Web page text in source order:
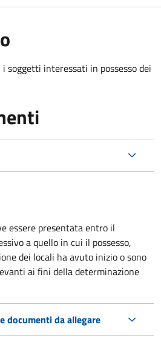
soggetti interessati in possesso dei
essere presentata entro il
a quello in cui il possesso,
dei locali ha avuto inizio o sono
ai fini della determinazione
documenti da allegare